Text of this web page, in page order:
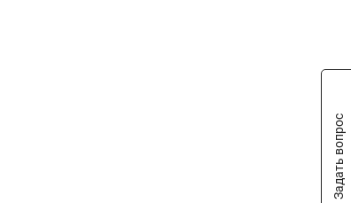
Задать вопрос